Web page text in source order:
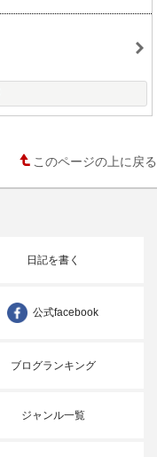
このページの上に戻る
日記を書く
公式facebook
ブログランキング
ジャンル一覧